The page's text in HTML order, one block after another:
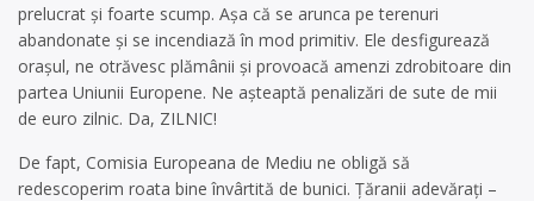
prelucrat și foarte scump. Așa că se arunca pe terenuri
abandonate și se incendiază în mod primitiv. Ele desfigurează
orașul, ne otrăvesc plămânii și provoacă amenzi zdrobitoare din
partea Uniunii Europene. Ne așteaptă penalizări de sute de mii
de euro zilnic. Da, ZILNIC!
De fapt, Comisia Europeana de Mediu ne obligă să
redescoperim roata bine învârtită de bunici. Țăranii adevărați –